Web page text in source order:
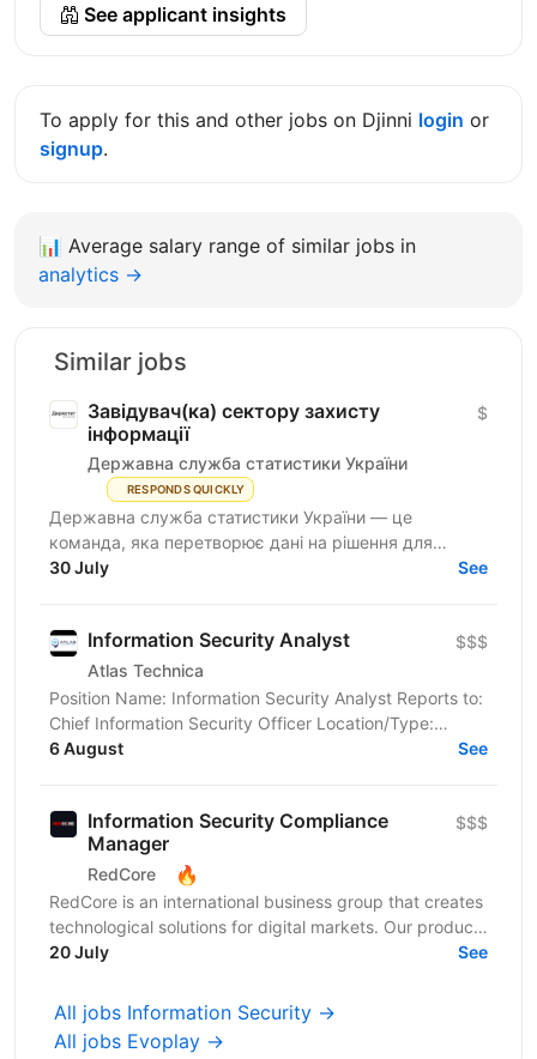
See applicant insights
To apply for this and other jobs on Djinni login or
signup.
📊 Average salary range of similar jobs in
analytics →
Similar jobs
Завідувач(ка) сектору захисту
інформації
Державна служба статистики України
RESPONDS QUICKLY
$
Державна служба статистики України — це
команда, яка перетворює дані на рішення для
розвитку країни. Ми перебуваємо у процесі
30 July See
Information Security Analyst
Atlas Technica
$$$
Position Name: Information Security Analyst Reports to:
Chief Information Security Officer Location/Type:
6 August See
Information Security Compliance
Manager
RedCore 🔥
$$$
RedCore is an international business group that creates
technological solutions for digital markets. Our products
and services cover fintech, marketing,...
20 July See
All jobs Information Security →
All jobs Evoplay →